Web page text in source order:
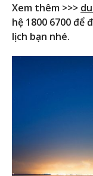
Xem thêm >>>
hệ 1800 6700 để
lịch bạn nhé.